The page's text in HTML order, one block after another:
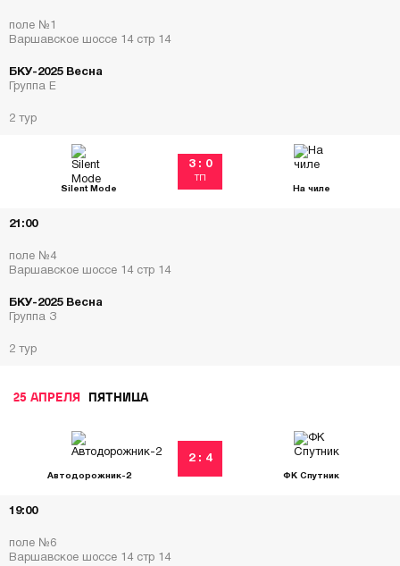
поле №1
Варшавское шоссе 14 стр 14
2 тур
БКУ-2025 Весна
Группа Е
21:00
поле №4
Варшавское шоссе 14 стр 14
2 тур
Silent Mode
3 : 0
На чиле
БКУ-2025 Весна
Группа З
25 АПРЕЛЯ ПЯТНИЦА
19:00
поле №6
Варшавское шоссе 14 стр 14
Автодорожник-2
2 : 4
ФК Спутник